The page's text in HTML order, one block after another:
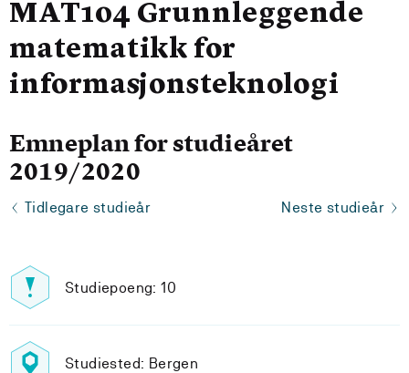
MAT104 Grunnleggende
matematikk for
informasjonsteknologi
Emneplan for studieåret
2019/2020
Tidlegare studieår Neste studieår
Studiepoeng: 10
Studiested: Bergen